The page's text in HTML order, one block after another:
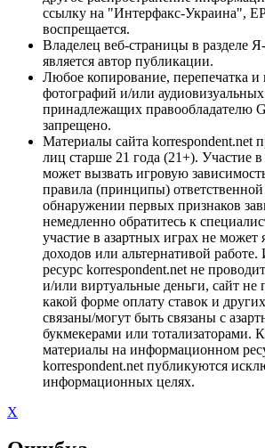
ссылку на "Интерфакс-Украина",
воспрещается.
Владелец веб-страницы в разделе
является автор публикации.
Любое копирование, перепечатка и
фотографий и/или
принадлежащих правообладателю
запрещено.
Материалы сайта korrespondent.net
лиц старше 21 года (21+). Участие
может вызвать игровую
правила (принципы)
обнаружении первых признаков
немедленно обратитесь к
участие в азартных играх не может
доходов или альтернативой
ресурс korrespondent.net не
и/или виртуальные деньги, сайт не
какой форме оплату ставок и
связаны/могут быть связаны с
букмекерами или тотализаторами.
материалы на информационном
korrespondent.net публикуются
информационных целях.
X